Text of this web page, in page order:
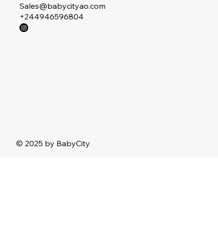
Sales@babycityao.com
+244946596804
© 2025 by BabyCity